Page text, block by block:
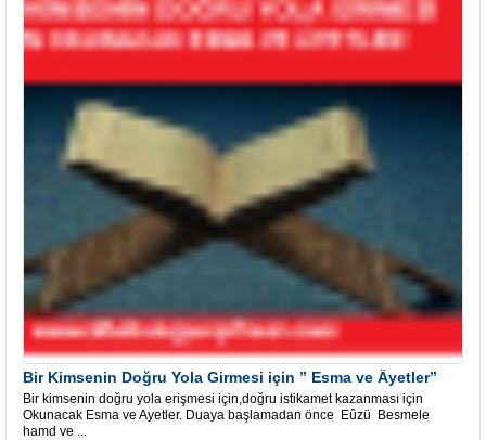
Bir Kimsenin Doğru Yola Girmesi için ” Esma ve Âyetler”
Bir kimsenin doğru yola erişmesi için,doğru istikamet kazanması için
Okunacak Esma ve Ayetler. Duaya başlamadan önce Eûzü Besmele
hamd ve ...